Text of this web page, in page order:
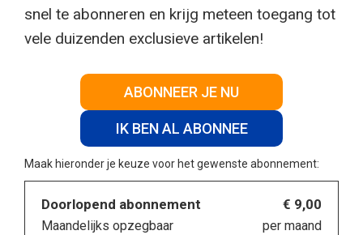
snel te abonneren en krijg meteen toegang tot
vele duizenden exclusieve artikelen!
ABONNEER JE NU
IK BEN AL ABONNEE
Maak hieronder je keuze voor het gewenste abonnement:
Doorlopend abonnement
Maandelijks opzegbaar
€ 9,00
per maand